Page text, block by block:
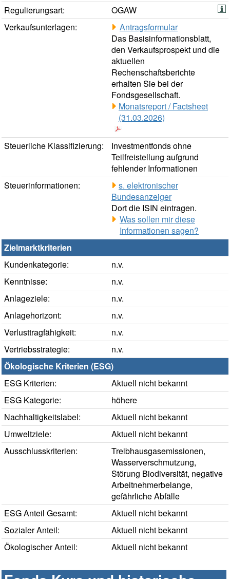
Regulierungsart:
OGAW
Verkaufsunterlagen:
Antragsformular
Das Basisinformationsblatt,
den Verkaufsprospekt und die
aktuellen
Rechenschaftsberichte
erhalten Sie bei der
Fondsgesellschaft.
Monatsreport / Factsheet
(31.03.2026)
Steuerliche Klassifizierung:
Investmentfonds ohne
Teilfreistellung aufgrund
fehlender Informationen
Steuerinformationen:
s. elektronischer
Bundesanzeiger
Dort die ISIN eintragen.
Was sollen mir diese
Informationen sagen?
Zielmarktkriterien
Kundenkategorie:
n.v.
Kenntnisse:
n.v.
Anlageziele:
n.v.
Anlagehorizont:
n.v.
Verlusttragfähigkeit:
n.v.
Vertriebsstrategie:
n.v.
Ökologische Kriterien (ESG)
ESG Kriterien:
Aktuell nicht bekannt
ESG Kategorie:
höhere
Nachhaltigkeitslabel:
Aktuell nicht bekannt
Umweltziele:
Aktuell nicht bekannt
Ausschlusskriterien:
Treibhausgasemissionen,
Wasserverschmutzung,
Störung Biodiversität, negative
Arbeitnehmerbelange,
gefährliche Abfälle
ESG Anteil Gesamt:
Aktuell nicht bekannt
Sozialer Anteil:
Aktuell nicht bekannt
Ökologischer Anteil:
Aktuell nicht bekannt